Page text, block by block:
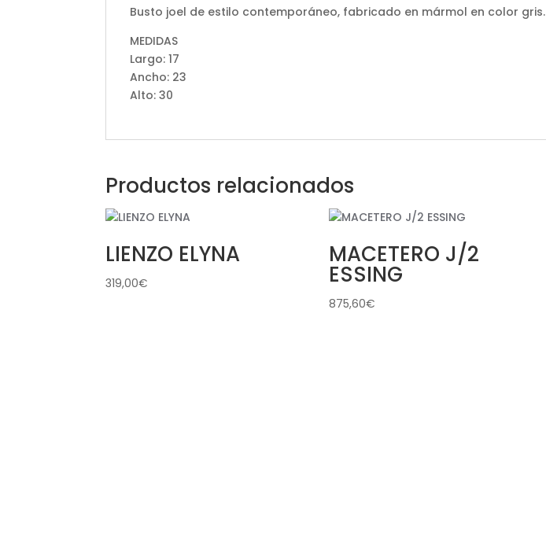
Busto joel de estilo contemporáneo, fabricado en mármol en color gris.
MEDIDAS
Largo: 17
Ancho: 23
Alto: 30
Productos relacionados
LIENZO ELYNA
319,00€
MACETERO J/2
ESSING
875,60€